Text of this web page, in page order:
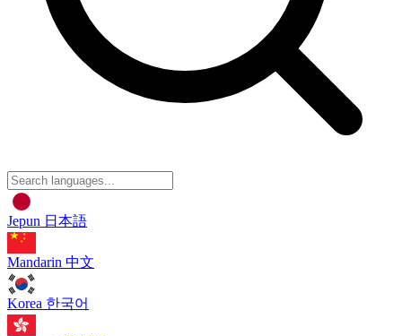
Jepun 日本語
Mandarin 中文
Korea 한국어